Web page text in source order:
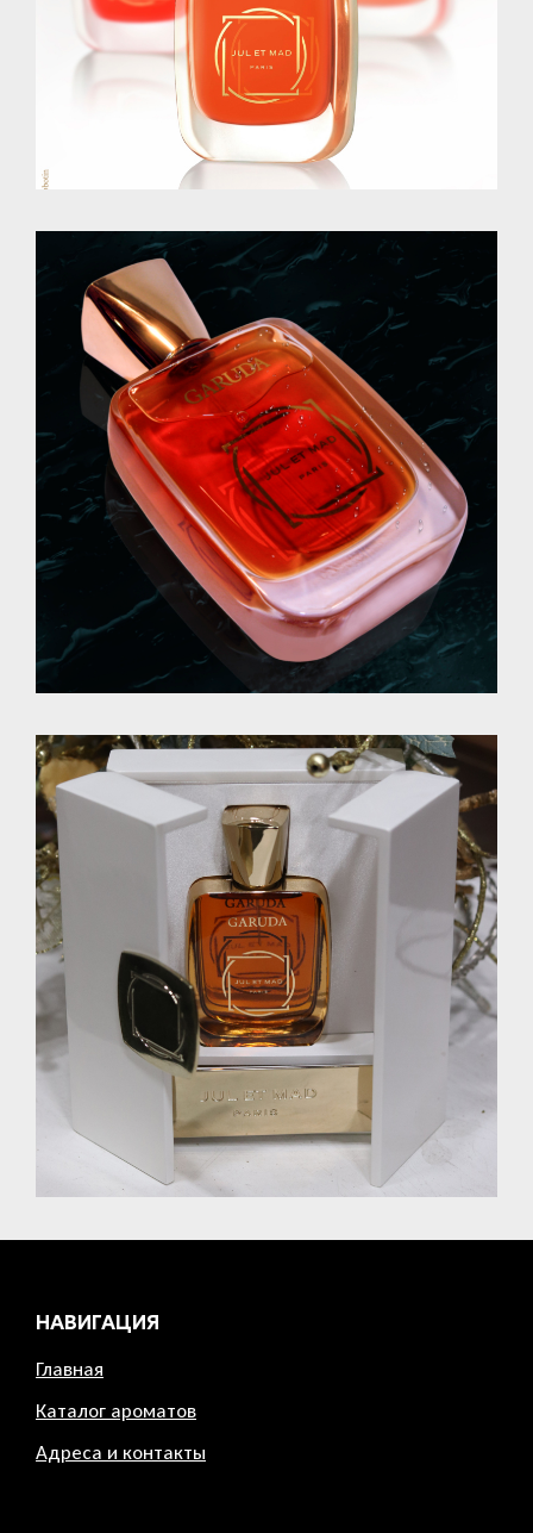
НАВИГАЦИЯ
Главная
Каталог ароматов
Адреса и контакты